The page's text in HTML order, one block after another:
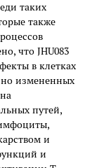
таких
также
что JHU083
в клетках
измененных
путей,
и
и